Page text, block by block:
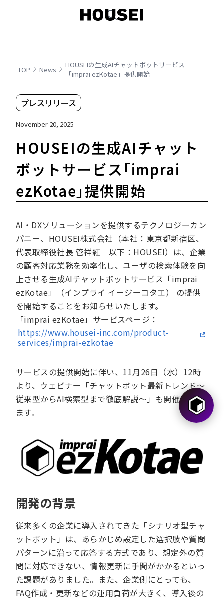
TOP News
HOUSEIの生成AIチャットボットサービス
「imprai ezKotae」提供開始
プレスリリース
November 20, 2025
HOUSEIの生成AIチャット
ボットサービス「imprai
ezKotae」提供開始
AI・DXソリューションを提供するテクノロジーカン
パニー、HOUSEI株式会社（本社：東京都新宿区、
代表取締役社長 管祥紅 以下：HOUSEI）は、企業
の顧客対応業務を効率化し、ユーザの検索体験を向
上させる生成AIチャットボットサービス「imprai
ezKotae」（インプライ イージーコタエ） の提供
を開始することをお知らせいたします。
「imprai ezKotae」サービスページ：
https://www.housei-inc.com/product-
services/imprai-ezkotae
サービスの提供開始に伴い、11月26日（水）12時
より、ウェビナー「チャットボット最新トレンド～
従来型からAI検索型まで徹底解説～」も開催いたし
ます。
開発の背景
従来多くの企業に導入されてきた「シナリオ型チャ
ットボット」は、あらかじめ設定した選択肢や質問
パターンに沿って応答する方式であり、想定外の質
問に対応できない、情報更新に手間がかかるといっ
た課題がありました。また、企業側にとっても、
FAQ作成・更新などの運用負荷が大きく、導入後の